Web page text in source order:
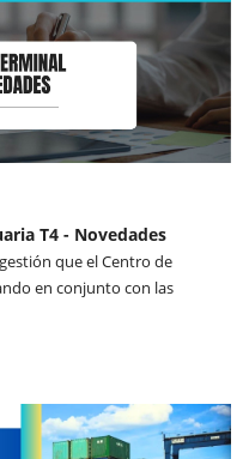
T4 - Novedades
que el Centro de
en conjunto con las